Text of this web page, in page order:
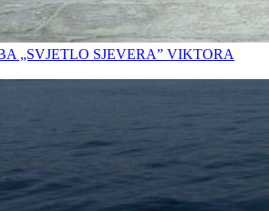
„SVJETLO SJEVERA” VIKTORA